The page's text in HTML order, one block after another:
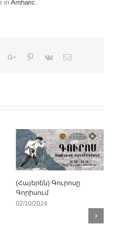
in Amharic
TumblrGoogle+Pinterest
Vk Email
(Հայերեն) Գուրոսը
Գորիսում
02/10/2024